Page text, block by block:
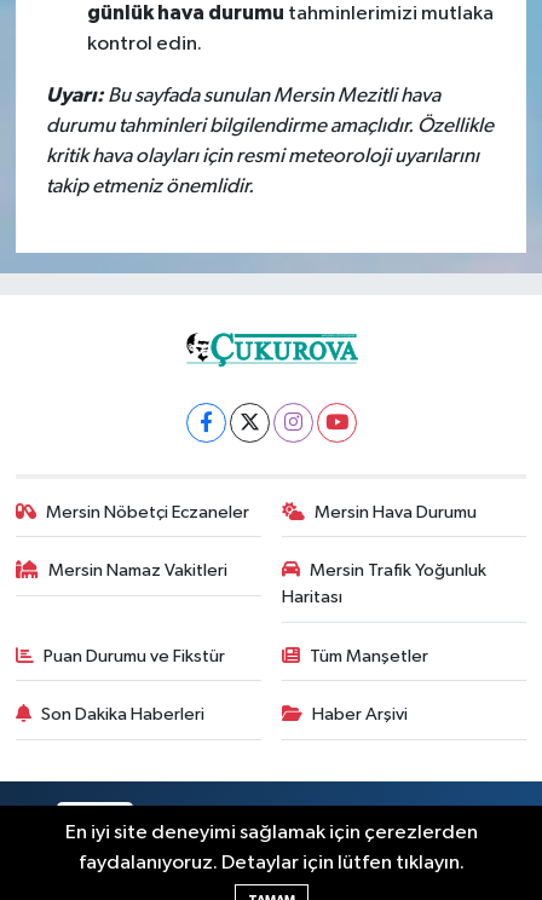
günlük hava durumu tahminlerimizi mutlaka
kontrol edin.
Uyarı:Bu sayfada sunulan Mersin Mezitli hava
durumu tahminleri bilgilendirme amaçlıdır. Özellikle
kritik hava olayları için resmi meteoroloji uyarılarını
takip etmeniz önemlidir.
Mersin Nöbetçi Eczaneler Mersin Hava Durumu
Mersin Namaz Vakitleri
Mersin Trafik Yoğunluk
Haritası
Puan Durumu ve Fikstür Tüm Manşetler
Son Dakika Haberleri Haber Arşivi
Haber Yazılımı:
En iyi site deneyimi sağlamak için çerezlerden
faydalanıyoruz. Detaylar için lütfen tıklayın.